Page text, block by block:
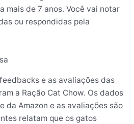
mais de 7 anos. Você vai notar
ou respondidas pela
e as avaliações das
a Ração Cat Chow. Os dados
da Amazon e as avaliações são
relatam que os gatos